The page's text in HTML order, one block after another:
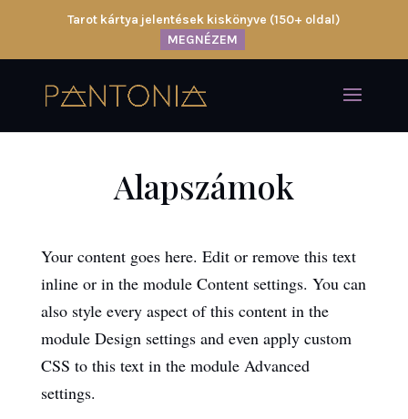
Tarot kártya jelentések kiskönyve (150+ oldal)
MEGNÉZEM
Alapszámok
Your content goes here. Edit or remove this text
inline or in the module Content settings. You can
also style every aspect of this content in the
module Design settings and even apply custom
CSS to this text in the module Advanced
settings.